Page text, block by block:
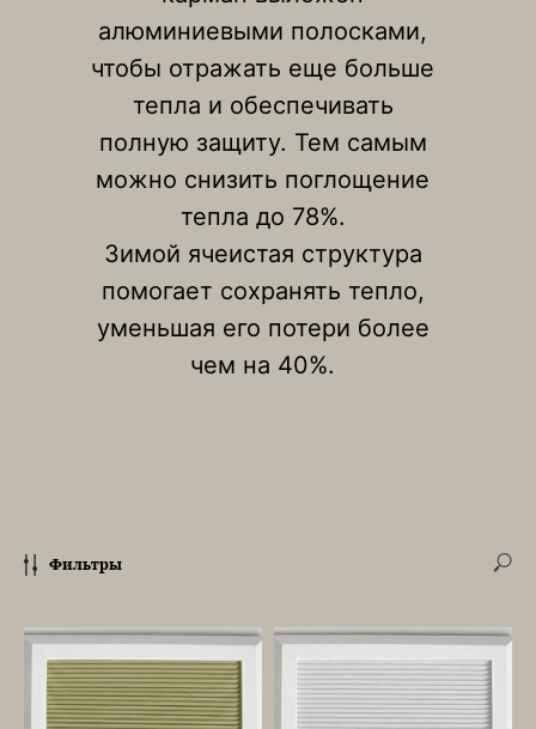
алюминиевыми полосками,
чтобы отражать еще больше
тепла и обеспечивать
полную защиту. Тем самым
можно снизить поглощение
тепла до 78%.
Зимой ячеистая структура
помогает сохранять тепло,
уменьшая его потери более
чем на 40%.
Фильтры